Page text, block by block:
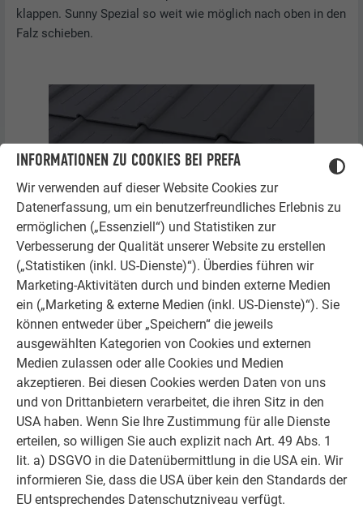
INFORMATIONEN ZU COOKIES BEI PREFA
Wir verwenden auf dieser Website Cookies zur
Datenerfassung, um ein benutzerfreundliches Erlebnis zu
ermöglichen („Essenziell“) und Statistiken zur
Verbesserung der Qualität unserer Website zu erstellen
(„Statistiken (inkl. US-Dienste)“). Überdies führen wir
Marketing-Aktivitäten durch und binden externe Medien
ein („Marketing & externe Medien (inkl. US-Dienste)“). Sie
können entweder über „Speichern“ die jeweils
ausgewählten Kategorien von Cookies und externen
Medien zulassen oder alle Cookies und Medien
akzeptieren. Bei diesen Cookies werden Daten von uns
und von Drittanbietern verarbeitet, die ihren Sitz in den
USA haben. Wenn Sie Ihre Zustimmung für alle Dienste
erteilen, so willigen Sie auch explizit nach Art. 49 Abs. 1
lit. a) DSGVO in die Datenübermittlung in die USA ein. Wir
informieren Sie, dass die USA über kein den Standards der
EU entsprechendes Datenschutzniveau verfügt.
klappen. Sunny Spezial so weit wie möglich nach oben in den
Falz schieben.